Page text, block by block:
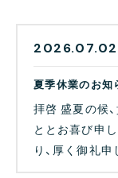
2026.07.02
夏季休業のお知
拝啓 盛夏の候
ととお喜び申
り、厚く御礼